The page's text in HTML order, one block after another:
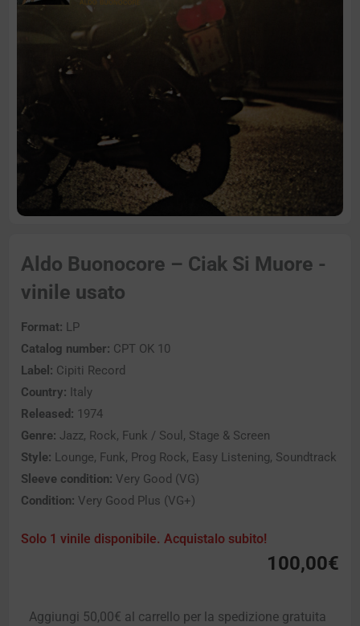
Aldo Buonocore – Ciak Si Muore -
vinile usato
Format: LP
Catalog number: CPT OK 10
Label: Cipiti Record
Country: Italy
Released: 1974
Genre: Jazz, Rock, Funk / Soul, Stage & Screen
Style: Lounge, Funk, Prog Rock, Easy Listening, Soundtrack
Sleeve condition: Very Good (VG)
Condition: Very Good Plus (VG+)
Solo 1 vinile disponibile. Acquistalo subito!
100,00€
Aggiungi 50,00€ al carrello per la spedizione gratuita